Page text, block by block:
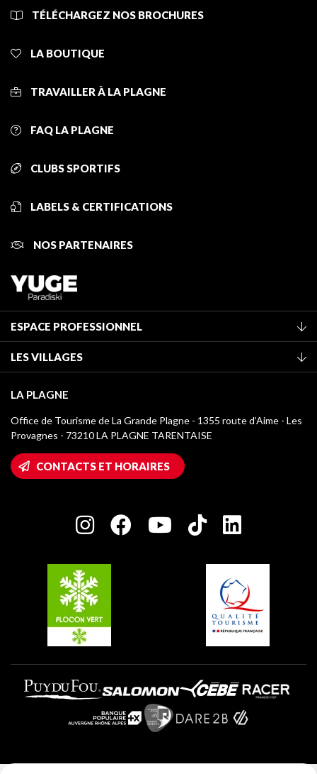
TÉLÉCHARGEZ NOS BROCHURES
LA BOUTIQUE
TRAVAILLER À LA PLAGNE
FAQ LA PLAGNE
CLUBS SPORTIFS
LABELS & CERTIFICATIONS
NOS PARTENAIRES
ESPACE PROFESSIONNEL
Classement des meublés
Taxe de séjour
Médiathèque
Logos La Plagne
Accès Wifi
Maison des Propriétaires
Charte des Acteurs Engagés
LES VILLAGES
Champagny-en-Vanoise
Montchavin - Les Coches
Plagne 1800
Plagne Villages
Plagne Aime 2000
LA PLAGNE
Office de Tourisme de La Grande Plagne - 1355 route d’Aime - Les
Provagnes - 73210 LA PLAGNE TARENTAISE
CONTACTS ET HORAIRES